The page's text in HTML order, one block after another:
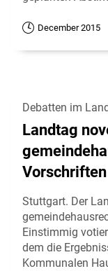
December 2015
Debatten im
Landtag
Vorschriften
Stuttgart. Der
Einstimmig
dem die
Kommunalen